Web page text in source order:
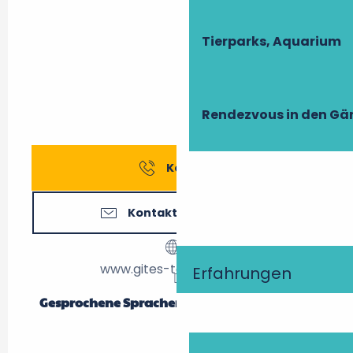
Tierparks, Aquarium
Rendezvous in den
Erfahrungen
Kontakt
Kontaktieren Sie uns
www.gites-touraine.com
Gesprochene Sprachen
Gesprochene Sprachen